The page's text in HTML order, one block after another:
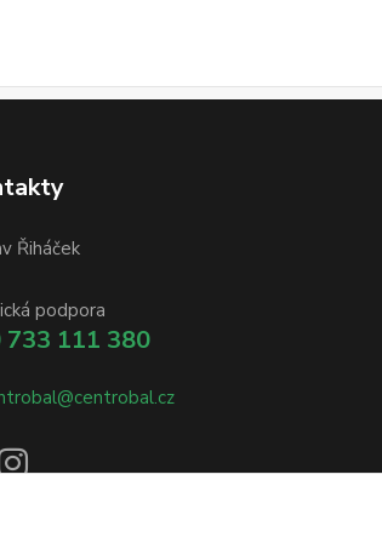
Řiháček
podpora
733 111 380